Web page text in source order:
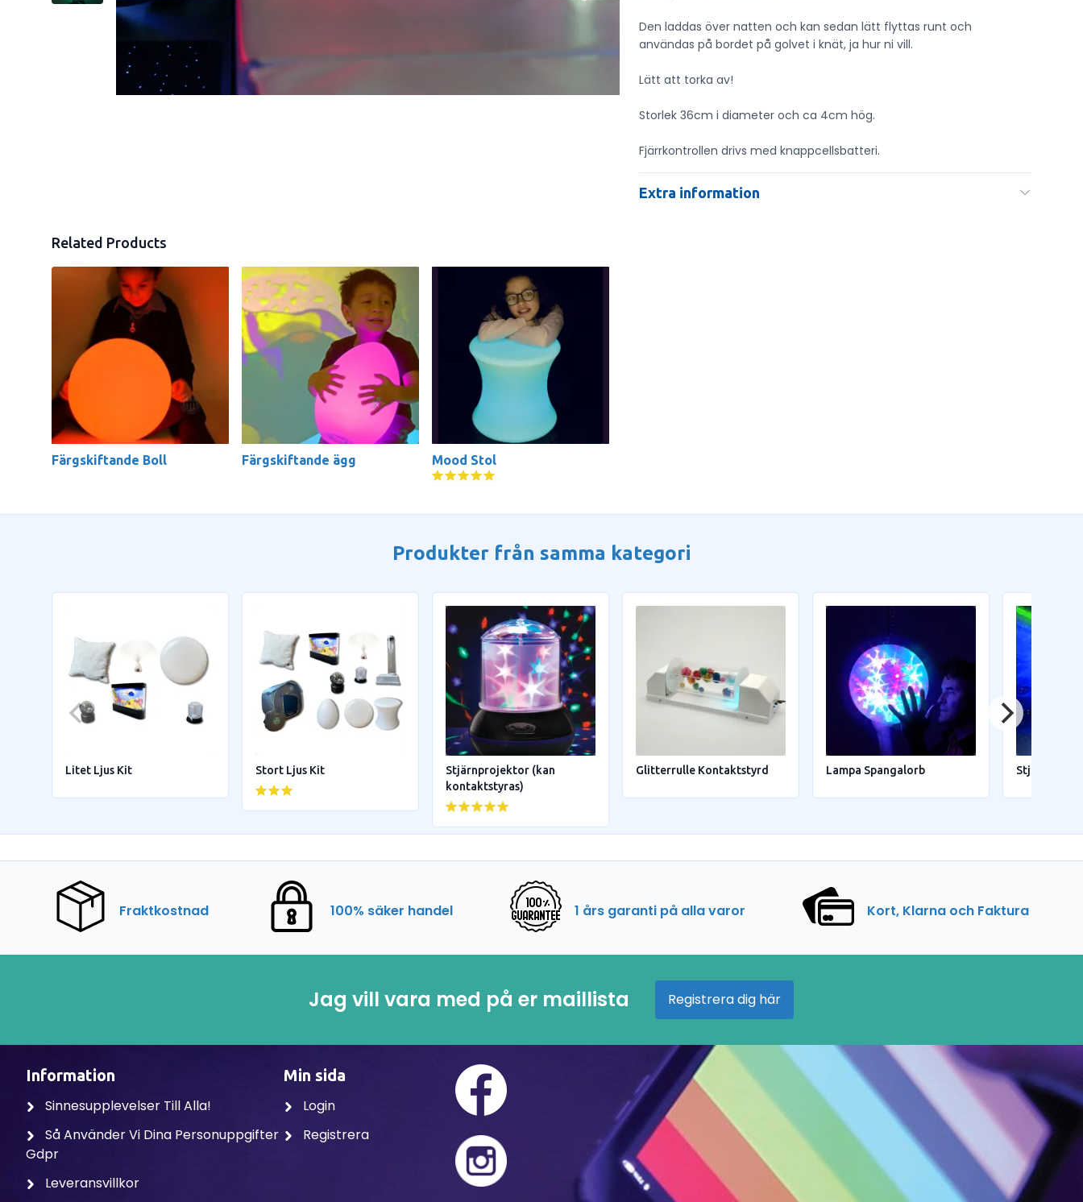
Den laddas över natten och kan sedan lätt flyttas runt och
användas på bordet på golvet i knät, ja hur ni vill.
Lätt att torka av!
Storlek 36cm i diameter och ca 4cm hög.
Fjärrkontrollen drivs med knappcellsbatteri.
Extra information
Related Products
Färgskiftande Boll Färgskiftande ägg Mood Stol
Produkter från samma kategori
Litet Ljus Kit Stort Ljus Kit
Stjärnprojektor (kan
kontaktstyras)
Glitterrulle Kontaktstyrd Lampa Spangalorb
Fraktkostnad 100% säker handel 1 års garanti på alla varor Kort, Klarna och Faktura
Jag vill vara med på er maillista Registrera dig här
Information
Sinnesupplevelser Till Alla!
Så Använder Vi Dina Personuppgifter
Gdpr
Leveransvillkor
Min sida
Login
Registrera